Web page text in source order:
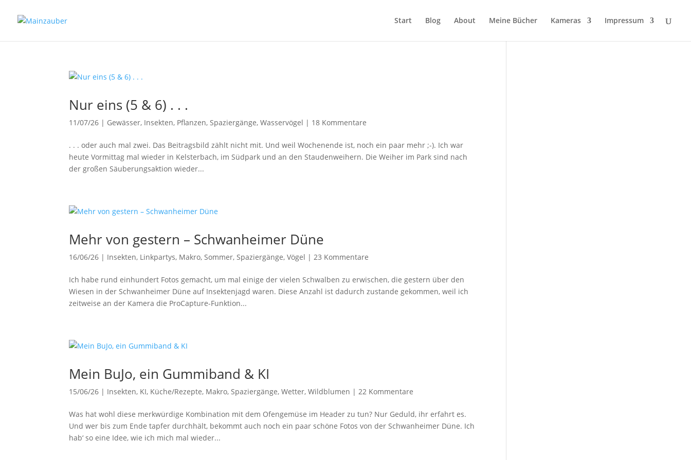
Start Blog About Meine Bücher Kameras Impressum
Nur eins (5 & 6) . . .
11/07/26 | Gewässer, Insekten, Pflanzen,Spaziergänge,Wasservögel | 18 Kommentare
. . . oder auch mal zwei. Das Beitragsbild zählt nicht mit. Und weil Wochenende ist, noch ein paar mehr ;-). Ich war
heute Vormittag mal wieder in Kelsterbach, im Südpark und an den Staudenweihern. Die Weiher im Park sind nach
der großen Säuberungsaktion wieder...
Mehr von gestern – Schwanheimer Düne
16/06/26 | Insekten, Linkpartys, Makro,Sommer,Spaziergänge,Vögel |23 Kommentare
Ich habe rund einhundert Fotos gemacht, um mal einige der vielen Schwalben zu erwischen, die gestern über den
Wiesen in der Schwanheimer Düne auf Insektenjagd waren. Diese Anzahl ist dadurch zustande gekommen, weil ich
zeitweise an der Kamera die ProCapture-Funktion...
Mein BuJo, ein Gummiband & KI
15/06/26 | Insekten, KI, Küche/Rezepte, Makro,Spaziergänge,Wetter,Wildblumen |22 Kommentare
Was hat wohl diese merkwürdige Kombination mit dem Ofengemüse im Header zu tun? Nur Geduld, ihr erfahrt es.
Und wer bis zum Ende tapfer durchhält, bekommt auch noch ein paar schöne Fotos von der Schwanheimer Düne. Ich
hab‘ so eine Idee, wie ich mich mal wieder...